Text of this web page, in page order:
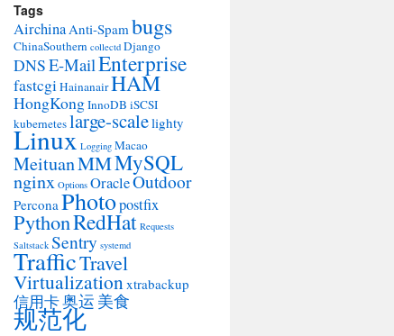
Tags
AirchinaAnti-Spambugs
ChinaSouthern collectd Django
DNSE-MailEnterprise
fastcgiHainanairHAM
HongKongInnoDB iSCSI
kuberneteslarge-scalelighty
Linux Logging Macao
MeituanMMMySQL
nginx Options OracleOutdoor
PerconaPhotopostfix
PythonRedHat Requests
Saltstack Sentry systemd
TrafficTravel
Virtualizationxtrabackup
信用卡奥运 美食
规范化